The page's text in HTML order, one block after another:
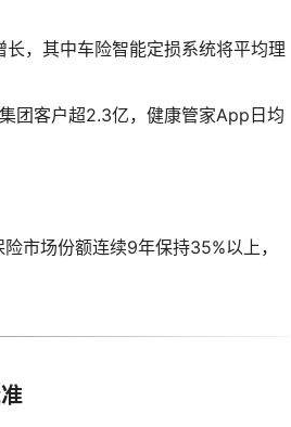
，其中车险智能定损系统将平均理
团客户超2.3亿，健康管家App日均
市场份额连续9年保持35%以上，